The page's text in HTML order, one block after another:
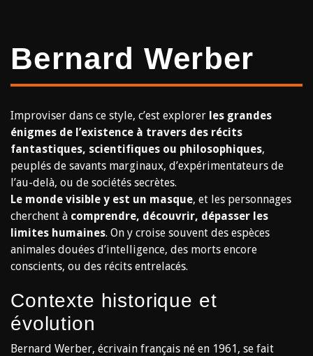
Bernard Werber
Improviser dans ce style, c’est explorer les grandes
énigmes de l’existence à travers des récits
fantastiques, scientifiques ou philosophiques,
peuplés de savants marginaux, d’expérimentateurs de
l’au-delà, ou de sociétés secrètes.
Le monde visible y est un masque, et les personnages
cherchent à comprendre, découvrir, dépasser les
limites humaines. On y croise souvent des espèces
animales douées d’intelligence, des morts encore
conscients, ou des récits entrelacés.
Contexte historique et
évolution
Bernard Werber, écrivain français né en 1961, se fait